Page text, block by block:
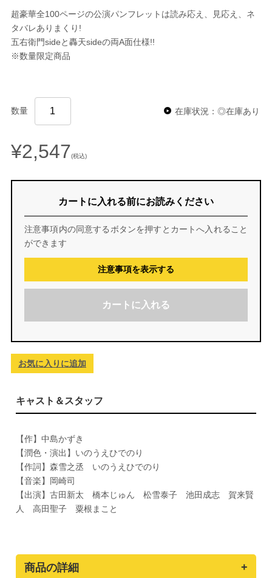
超豪華全100ページの公演パンフレットは読み応え、見応え、ネ
タバレありまくり!
五右衛門sideと轟天sideの両A面仕様!!
※数量限定商品
数量 在庫状況：◎在庫あり
¥2,547(税込)
カートに入れる前にお読みください
注意事項内の同意するボタンを押すとカートへ入れること
ができます
注意事項を表示する
カートに入れる
お気に入りに追加
キャスト＆スタッフ
【作】中島かずき
【潤色・演出】いのうえひでのり
【作詞】森雪之丞 いのうえひでのり
【音楽】岡崎司
【出演】古田新太 橋本じゅん 松雪泰子 池田成志 賀来賢
人 高田聖子 粟根まこと
商品の詳細